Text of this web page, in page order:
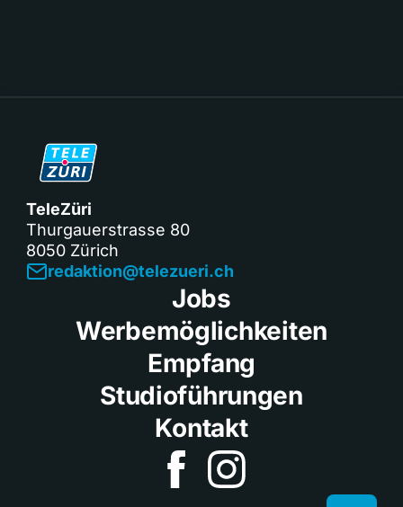
TeleZüri
Thurgauerstrasse 80
8050 Zürich
redaktion@telezueri.ch
Jobs
Werbemöglichkeiten
Empfang
Studioführungen
Kontakt